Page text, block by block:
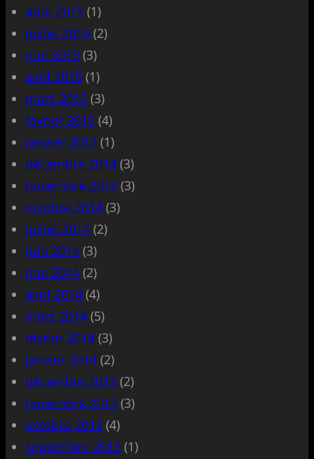
août 2015 (1)
juillet 2015 (2)
mai 2015 (3)
avril 2015 (1)
mars 2015 (3)
février 2015 (4)
janvier 2015 (1)
décembre 2014 (3)
novembre 2014 (3)
octobre 2014 (3)
juillet 2014 (2)
juin 2014 (3)
mai 2014 (2)
avril 2014 (4)
mars 2014 (5)
février 2014 (3)
janvier 2014 (2)
décembre 2013 (2)
novembre 2013 (3)
octobre 2013 (4)
septembre 2013 (1)